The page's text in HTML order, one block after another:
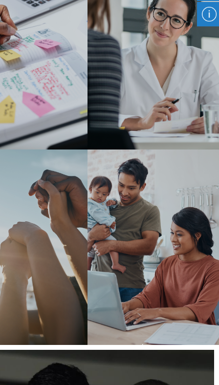
PROGRAMAS DE ASISTENCIA
SANITARIA Y PRESTACIONES
DE RSC CONCILIACIÓN FAMILIAR